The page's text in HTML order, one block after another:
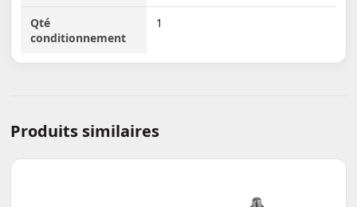
Qté
conditionnement
1
Produits similaires